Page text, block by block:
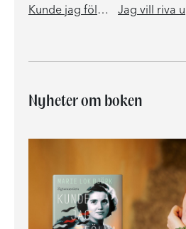
Kunde jag följa dig bort
Nyheter om boken